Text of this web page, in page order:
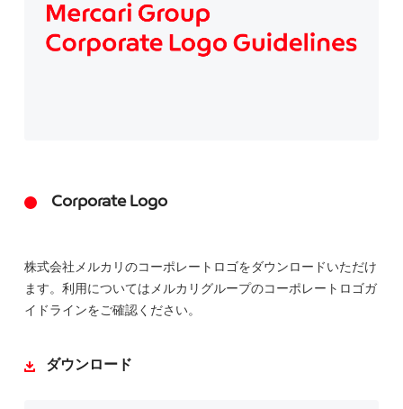
Corporate Logo
株式会社メルカリのコーポレートロゴをダウンロードいただけ
ます。利用についてはメルカリグループのコーポレートロゴガ
イドラインをご確認ください。
ダウンロード